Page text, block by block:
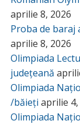
aprilie 8, 2026
Proba de baraj
aprilie 8, 2026
Olimpiada
județeană
Olimpiada
/băieți aprilie 4,
Olimpiada